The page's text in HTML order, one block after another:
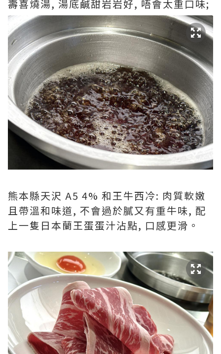
壽喜燒湯, 湯底鹹甜岩岩好, 唔會太重口味;
熊本縣天沢 A5 4% 和王牛西冷: 肉質軟嫩
且帶溫和味道, 不會過於膩又有重牛味, 配
上一隻日本蘭王蛋蛋汁沾點, 口感更滑。